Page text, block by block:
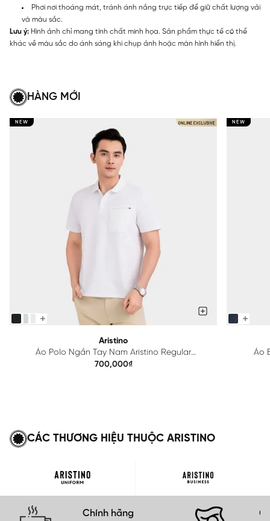
Phơi nơi thoáng mát, tránh ánh nắng trực tiếp để giữ chất lượng vải
và màu sắc.
Lưu ý: Hình ảnh chỉ mang tính chất minh họa. Sản phẩm thực tế có thể
khác về màu sắc do ánh sáng khi chụp ảnh hoặc màn hình hiển thị.
HÀNG MỚI
NEW
Aristino
Áo Polo Ngắn Tay Nam Aristino Regular
APS615EDP01
700,000₫
NEW
Áo
CÁC THƯƠNG HIỆU THUỘC ARISTINO
Chính hãng